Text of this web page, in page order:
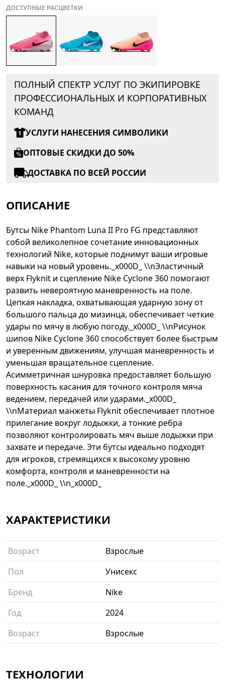
ДОСТУПНЫЕ РАСЦВЕТКИ
ПОЛНЫЙ СПЕКТР УСЛУГ ПО ЭКИПИРОВКЕ
ПРОФЕССИОНАЛЬНЫХ И КОРПОРАТИВНЫХ
КОМАНД
УСЛУГИ НАНЕСЕНИЯ СИМВОЛИКИ
ОПТОВЫЕ СКИДКИ ДО 50%
ДОСТАВКА ПО ВСЕЙ РОССИИ
ОПИСАНИЕ
Бутсы Nike Phantom Luna II Pro FG представляют
собой великолепное сочетание инновационных
технологий Nike, которые поднимут ваши игровые
навыки на новый уровень._x000D_ \\nЭластичный
верх Flyknit и сцепление Nike Cyclone 360 помогают
развить невероятную маневренность на поле.
Цепкая накладка, охватывающая ударную зону от
большого пальца до мизинца, обеспечивает четкие
удары по мячу в любую погоду._x000D_ \\nРисунок
шипов Nike Cyclone 360 способствует более быстрым
и уверенным движениям, улучшая маневренность и
уменьшая вращательное сцепление.
Асимметричная шнуровка предоставляет большую
поверхность касания для точного контроля мяча
ведением, передачей или ударами._x000D_
\\nМатериал манжеты Flyknit обеспечивает плотное
прилегание вокруг лодыжки, а тонкие ребра
позволяют контролировать мяч выше лодыжки при
захвате и передаче. Эти бутсы идеально подходят
для игроков, стремящихся к высокому уровню
комфорта, контроля и маневренности на
поле._x000D_ \\n_x000D_
ХАРАКТЕРИСТИКИ
Возраст
Взрослые
Пол
Унисекс
Бренд
Nike
Год
2024
Возраст
Взрослые
ТЕХНОЛОГИИ